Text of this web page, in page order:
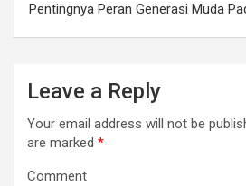
Pentingnya Peran Generasi Muda
Leave a Reply
Your email address will not be
are marked *
Comment